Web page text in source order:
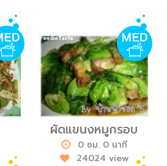
ผัดแขนงหมูกรอบ
0 ชม. 0 นาที
24024 view